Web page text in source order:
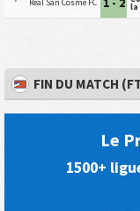
Real San Cosme FC la
FIN DU MATCH
Le
1500+